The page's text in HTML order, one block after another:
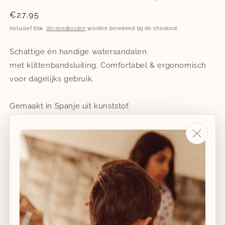
Normale
prijs
€27,95
Inclusief btw. Verzendkosten worden berekend bij de checkout.
Schattige én handige watersandalen
met klittenbandsluiting. Comfortabel & ergonomisch
voor dagelijks gebruik.
Gemaakt in Spanje uit kunststof.
Tailleert ruim. We adviseren een maatje kleiner dan
gebruikelijk te nemen.
Schoenmaat
21 24 26 27